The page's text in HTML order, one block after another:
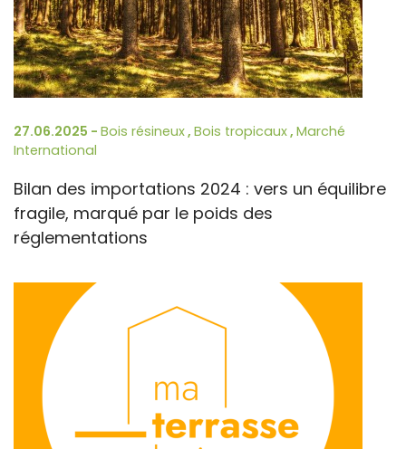
27.06.2025 - Bois résineux, Bois tropicaux, Marché
International
Bilan des importations 2024 : vers un équilibre
fragile, marqué par le poids des
réglementations